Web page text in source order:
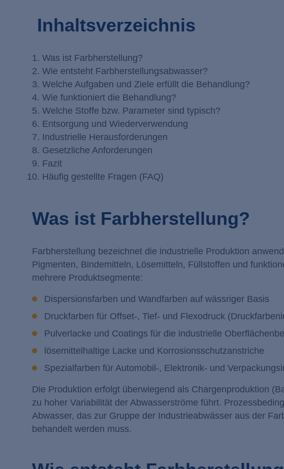
Inhaltsverzeichnis
Was ist Farbherstellung?
Wie entsteht Farbherstellungsabwasser?
Welche Aufgaben und Ziele erfüllt die Behandlung?
Wie funktioniert die Behandlung?
Welche Stoffe bzw. Parameter sind typisch?
Entsorgung und Wiederverwendung
Industrielle Herausforderungen
Gesetzliche Anforderungen
Fazit
Häufig gestellte Fragen (FAQ)
Was ist Farbherstellung?
Farbherstellung bezeichnet die industrielle Produktion
Pigmenten, Bindemitteln, Lösemitteln, Füllstoffen und
mehrere Produktsegmente:
Dispersionsfarben und Wandfarben auf wässriger Basis
Druckfarben für Offset-, Tief- und Flexodruck
Pulverlacke und Coatings für die industrielle
lösemittelhaltige Lacke und Korrosionsschutzanstriche
Spezialfarben für Automobil-, Elektronik- und
Die Produktion erfolgt überwiegend als Chargenproduktion
zu hoher Variabilität der Abwasserströme führt.
Abwasser, das zur Gruppe der Industrieabwässer aus der
behandelt werden muss.